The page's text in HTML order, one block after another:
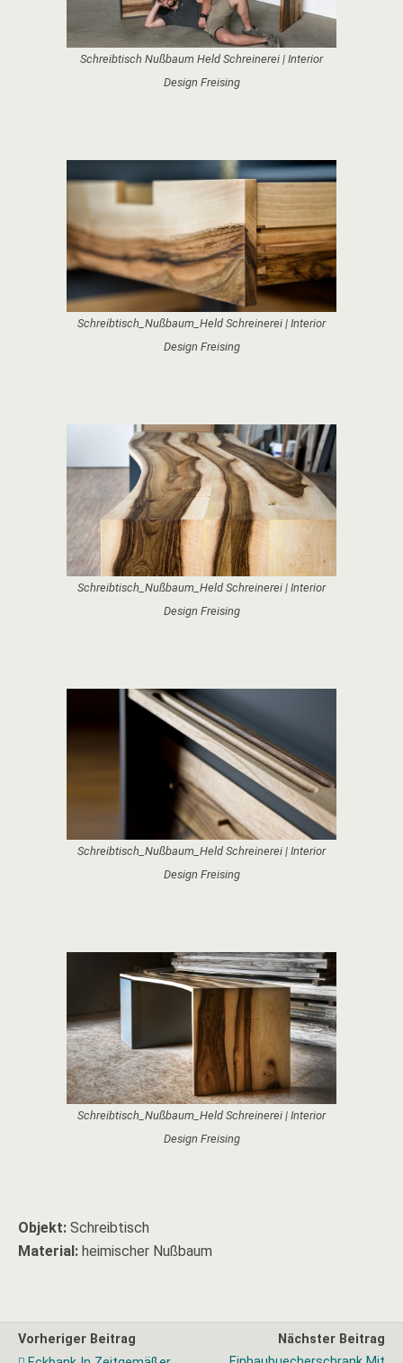
Schreibtisch Nußbaum Held Schreinerei | Interior
Design Freising
Schreibtisch_Nußbaum_Held Schreinerei | Interior
Design Freising
Schreibtisch_Nußbaum_Held Schreinerei | Interior
Design Freising
Schreibtisch_Nußbaum_Held Schreinerei | Interior
Design Freising
Schreibtisch_Nußbaum_Held Schreinerei | Interior
Design Freising
Objekt: Schreibtisch
Material: heimischer Nußbaum
Vorheriger Beitrag
Nächster Beitrag